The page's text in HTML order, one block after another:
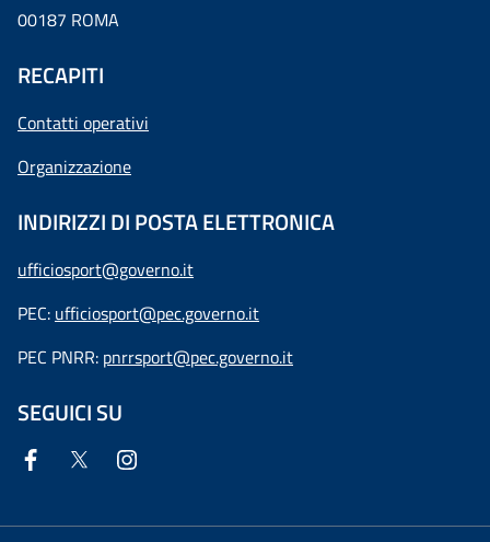
00187 ROMA
RECAPITI
Contatti operativi
Organizzazione
INDIRIZZI DI POSTA ELETTRONICA
ufficiosport@governo.it
PEC: ufficiosport@pec.governo.it
PEC PNRR: pnrrsport@pec.governo.it
SEGUICI SU